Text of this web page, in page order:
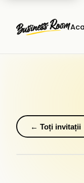
← Toți invitații